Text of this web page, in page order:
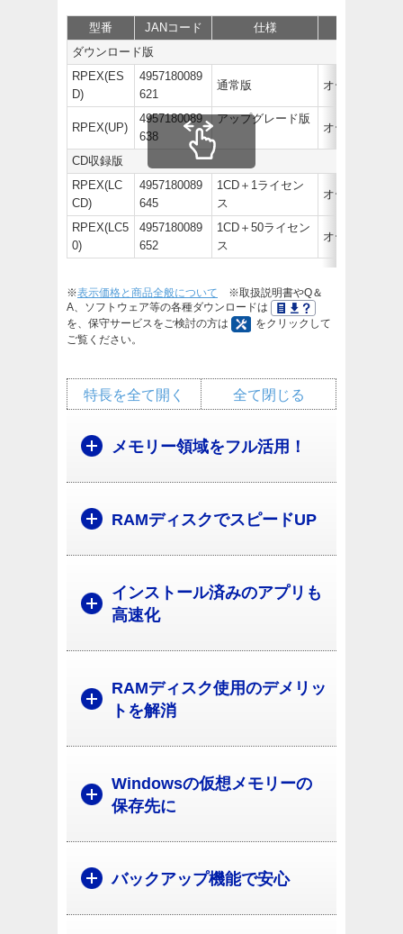
型番 JANコード 仕様
ダウンロード版
RPEX(ES
D)
4957180089
621
通常版 オープン価格
RPEX(UP)
4957180089
638
アップグレード版
オープン価格
CD収録版
RPEX(LC
CD)
4957180089
645
1CD＋1ライセン
ス
オープン価格
RPEX(LC5
0)
4957180089
652
1CD＋50ライセン
ス
オープン価格
※表示価格と商品全般について ※取扱説明書やQ＆
A、ソフトウェア等の各種ダウンロードは
を、保守サービスをご検討の方は
をクリックして
ご覧ください。
全て閉じる
特長を全て開く
メモリー領域をフル活用！
RAMディスクでスピードUP
インストール済みのアプリも
高速化
RAMディスク使用のデメリッ
トを解消
Windowsの仮想メモリーの
保存先に
バックアップ機能で安心